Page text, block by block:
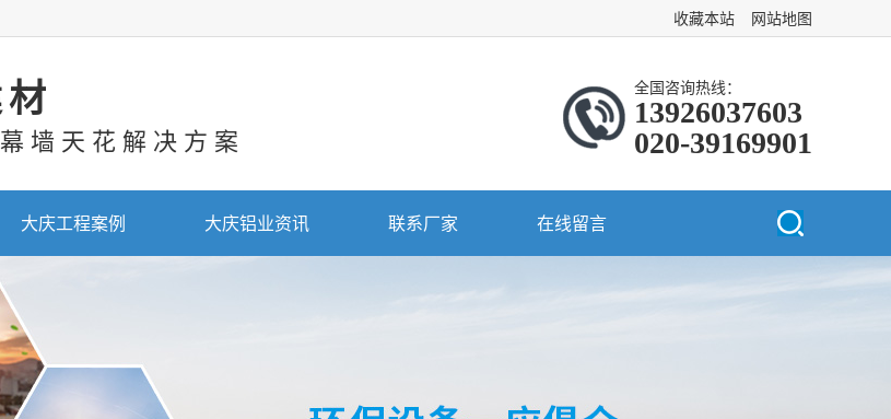
收藏本站 网站地图
墙天花解决方案
全国咨询热线：
13926037603
020-39169901
大庆工程案例 大庆铝业资讯 联系厂家 在线留言